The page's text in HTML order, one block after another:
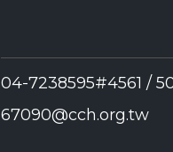
04-7238595#4561 /
67090@cch.org.tw